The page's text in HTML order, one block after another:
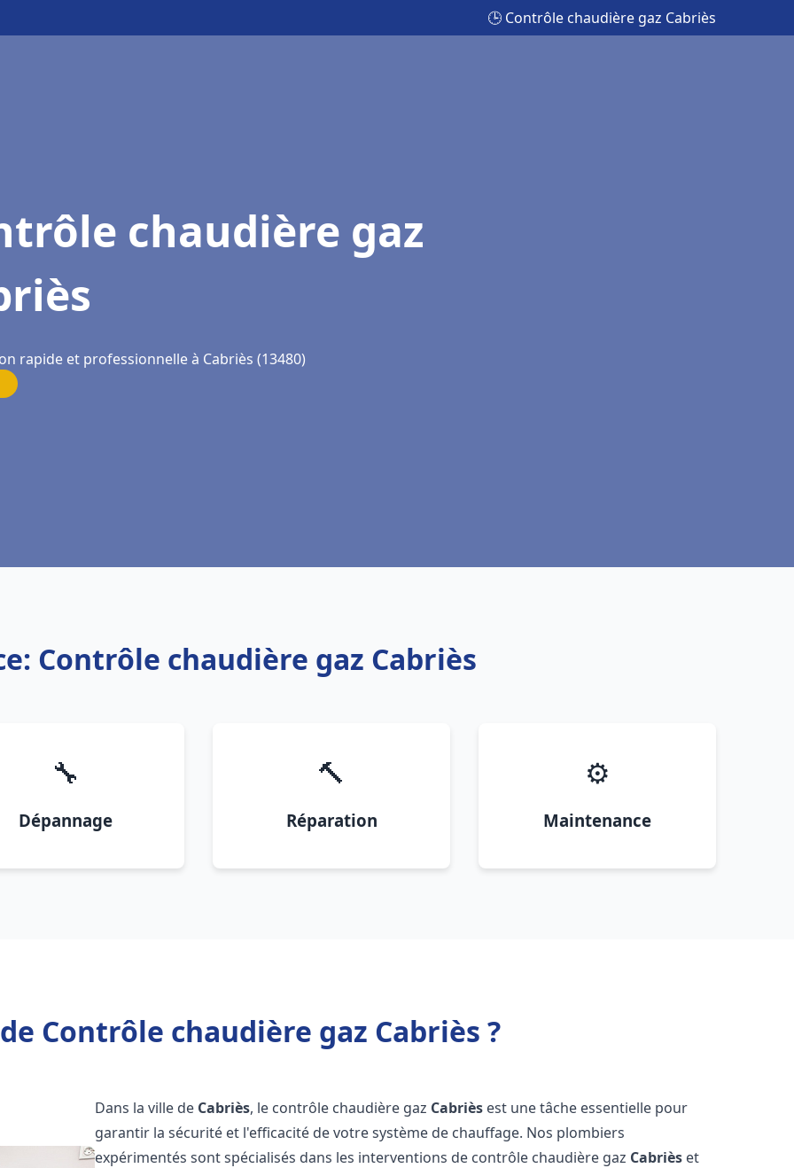
🕒 Contrôle chaudière gaz Cabriès
chaudière gaz
rapide et professionnelle à Cabriès (13480)
Contrôle chaudière gaz Cabriès
🔧
Dépannage
🔨
Réparation
⚙️
Maintenance
Contrôle chaudière gaz Cabriès ?
Dans la ville de Cabriès, le contrôle chaudière gaz Cabriès est une tâche essentielle pour
garantir la sécurité et l'efficacité de votre système de chauffage. Nos plombiers
expérimentés sont spécialisés dans les interventions de contrôle chaudière gaz Cabriès et